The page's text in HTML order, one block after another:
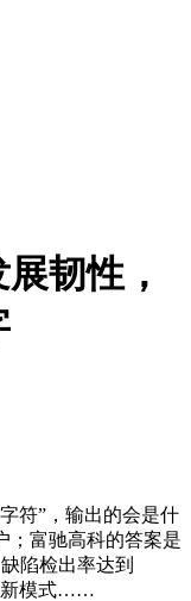
韧性，
符”，输出的会是什
；富驰高科的答案是
陷检出率达到
新模式……